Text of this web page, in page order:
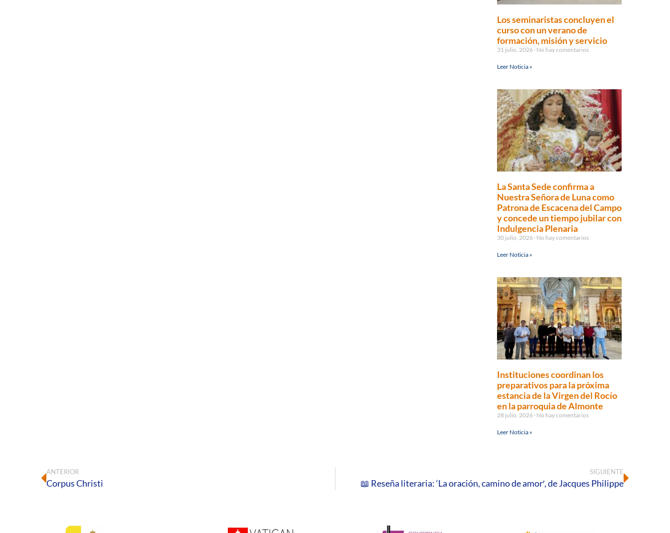
Los seminaristas concluyen el
curso con un verano de
formación, misión y servicio
31 julio, 2026 No hay comentarios
Leer Noticia »
La Santa Sede confirma a
Nuestra Señora de Luna como
Patrona de Escacena del Campo
y concede un tiempo jubilar con
Indulgencia Plenaria
30 julio, 2026 No hay comentarios
Leer Noticia »
Instituciones coordinan los
preparativos para la próxima
estancia de la Virgen del Rocío
en la parroquia de Almonte
28 julio, 2026 No hay comentarios
Leer Noticia »
ANTERIOR
Corpus Christi
SIGUIENTE
📖 Reseña literaria: ‘La oración, camino de amor′, de Jacques Philippe